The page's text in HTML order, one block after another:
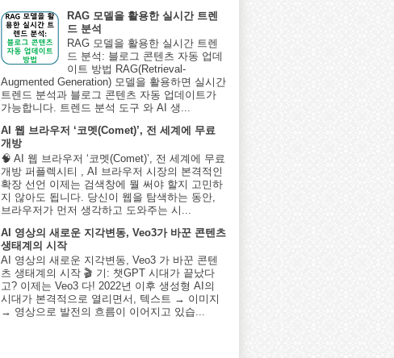
RAG 모델을 활용한 실시간 트렌
드 분석
RAG 모델을 활용한 실시간 트렌
드 분석: 블로그 콘텐츠 자동 업데
이트 방법 RAG(Retrieval-
Augmented Generation) 모델을 활용하면 실시간
트렌드 분석과 블로그 콘텐츠 자동 업데이트가
가능합니다. 트렌드 분석 도구 와 AI 생...
AI 웹 브라우저 ‘코멧(Comet)’, 전 세계에 무료
개방
🧠 AI 웹 브라우저 ‘코멧(Comet)’, 전 세계에 무료
개방 퍼플렉시티 , AI 브라우저 시장의 본격적인
확장 선언 이제는 검색창에 뭘 써야 할지 고민하
지 않아도 됩니다. 당신이 웹을 탐색하는 동안,
브라우저가 먼저 생각하고 도와주는 시...
AI 영상의 새로운 지각변동, Veo3가 바꾼 콘텐츠
생태계의 시작
AI 영상의 새로운 지각변동, Veo3 가 바꾼 콘텐
츠 생태계의 시작 🎬 기: 챗GPT 시대가 끝났다
고? 이제는 Veo3 다! 2022년 이후 생성형 AI의
시대가 본격적으로 열리면서, 텍스트 → 이미지
→ 영상으로 발전의 흐름이 이어지고 있습...